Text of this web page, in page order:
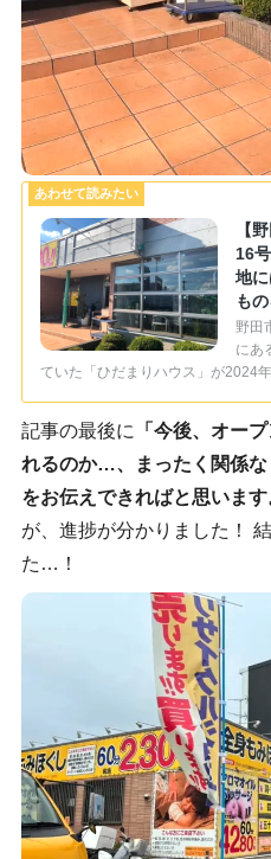
【
16
地
も
野田
にあ
ていた「ひだまりハウス」が2024
記事の最後に
「今後、オー
れるのか…、まったく関係
をお伝えできればと思います
が、進捗が分かりました！
た…！